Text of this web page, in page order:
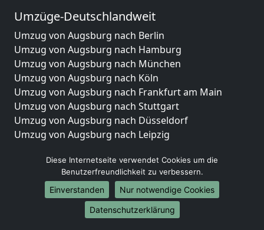
Umzüge-Deutschlandweit
Umzug von Augsburg nach Berlin
Umzug von Augsburg nach Hamburg
Umzug von Augsburg nach München
Umzug von Augsburg nach Köln
Umzug von Augsburg nach Frankfurt am Main
Umzug von Augsburg nach Stuttgart
Umzug von Augsburg nach Düsseldorf
Umzug von Augsburg nach Leipzig
Umzug von Augsburg nach Essen
Umzug von Augsburg nach Bremen
Umzug von Augsburg nach Dresden
Umzug von Augsburg nach Hannover
Umzug von Augsburg nach Nürnberg
Diese Internetseite verwendet Cookies um die
Benutzerfreundlichkeit zu verbessern.
Einverstanden
Nur notwendige Cookies
Datenschutzerklärung